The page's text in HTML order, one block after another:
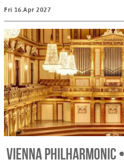
Fri 16.Apr 2027
Vienna Philharmonic